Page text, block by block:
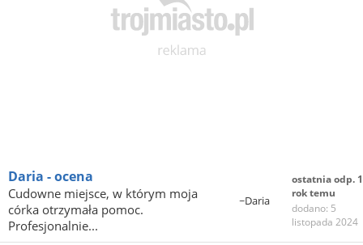
Daria - ocena
Cudowne miejsce, w którym moja
córka otrzymała pomoc.
Profesjonalnie...
~Daria
ostatnia odp. 1
rok temu
dodano: 5
listopada 2024